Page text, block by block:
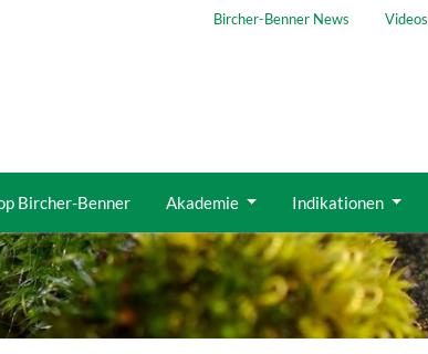
Bircher-Benner News Videos
Bircher-Benner Akademie Indikationen